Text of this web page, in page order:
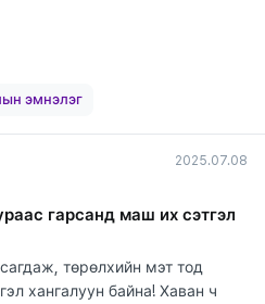
эмнэлэг
2025.07.08
гарсанд маш их сэтгэл
төрөлхийн мэт тод
хангалуун байна! Хаван ч